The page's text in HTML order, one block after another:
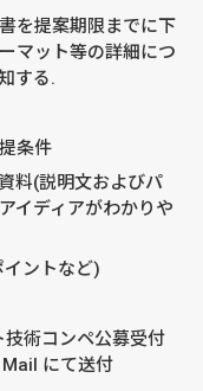
を提案期限までに下
マット等の詳細につ
する.
条件
料(説明文およびパ
イディアがわかりや
イントなど)
術コンペ公募受付
にて送付